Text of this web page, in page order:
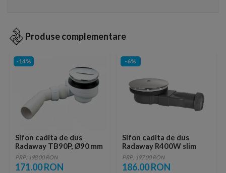
Produse complementare
-14%
Sifon cadita de dus
Radaway TB90P, Ø90 mm
PRP: 198.00 RON
171.00 RON
-6%
Sifon cadita de dus
Radaway R400W slim
PRP: 197.00 RON
186.00 RON